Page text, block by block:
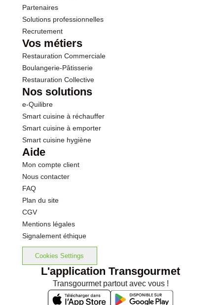
Partenaires
Solutions professionnelles
Recrutement
Vos métiers
Restauration Commerciale
Boulangerie-Pâtisserie
Restauration Collective
Nos solutions
e-Quilibre
Smart cuisine à réchauffer
Smart cuisine à emporter
Smart cuisine hygiène
Aide
Mon compte client
Nous contacter
FAQ
Plan du site
CGV
Mentions légales
Signalement éthique
Cookies Settings
L'application Transgourmet
Transgourmet partout avec vous !